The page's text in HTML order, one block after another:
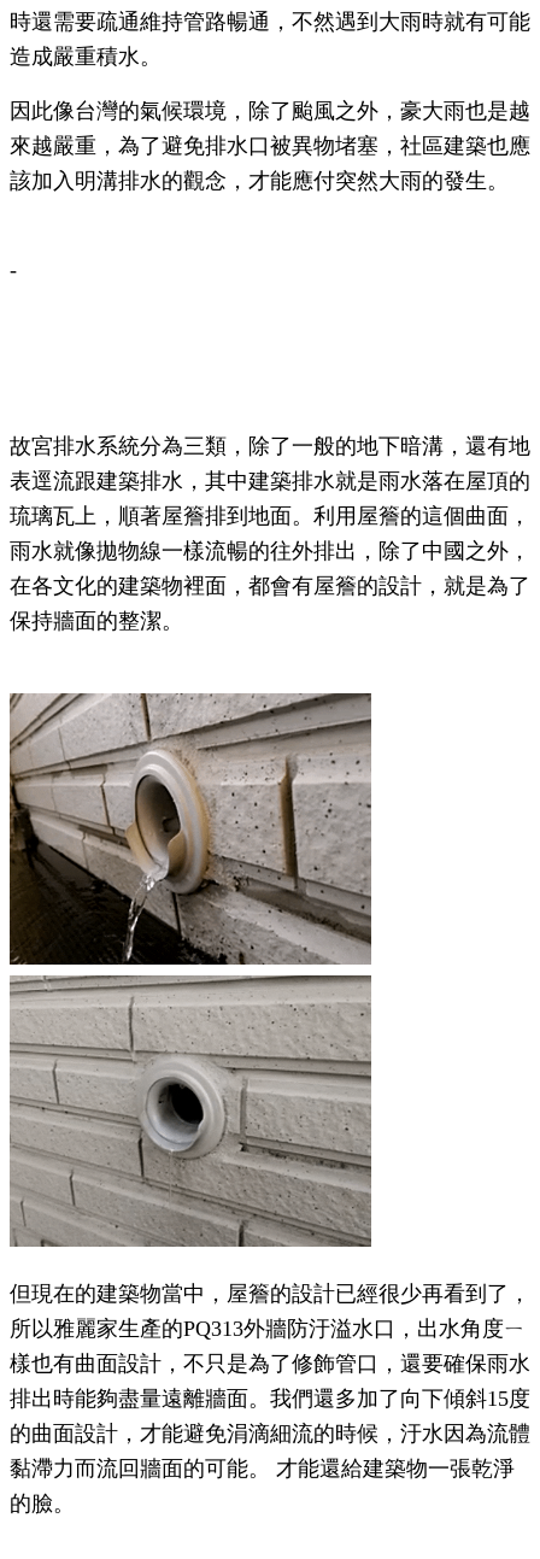
時還需要疏通維持管路暢通，不然遇到大雨時就有可能
造成嚴重積水。
因此像台灣的氣候環境，除了颱風之外，豪大雨也是越
來越嚴重，為了避免排水口被異物堵塞，社區建築也應
該加入明溝排水的觀念，才能應付突然大雨的發生。
-
故宮排水系統分為三類，除了一般的地下暗溝，還有地
表逕流跟建築排水，其中建築排水就是雨水落在屋頂的
琉璃瓦上，順著屋簷排到地面。利用屋簷的這個曲面，
雨水就像拋物線一樣流暢的往外排出，除了中國之外，
在各文化的建築物裡面，都會有屋簷的設計，就是為了
保持牆面的整潔。
但現在的建築物當中，屋簷的設計已經很少再看到了，
所以雅麗家生產的PQ313外牆防汙溢水口，出水角度ㄧ
樣也有曲面設計，不只是為了修飾管口，還要確保雨水
排出時能夠盡量遠離牆面。我們還多加了向下傾斜15度
的曲面設計，才能避免涓滴細流的時候，汙水因為流體
黏滯力而流回牆面的可能。 才能還給建築物一張乾淨
的臉。